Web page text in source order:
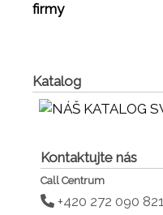
firmy
Katalog
Kontaktujte nás
Call Centrum
+420 272 090 821